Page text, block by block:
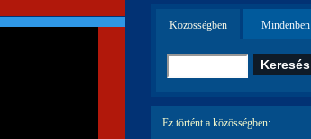
Közösségben Mindenben
Ez történt a közösségben: